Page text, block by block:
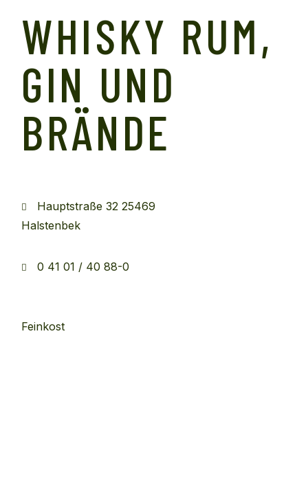
WHISKY RUM,
GIN UND
BRÄNDE
Hauptstraße 32 25469
Halstenbek
0 41 01 / 40 88-0
Feinkost